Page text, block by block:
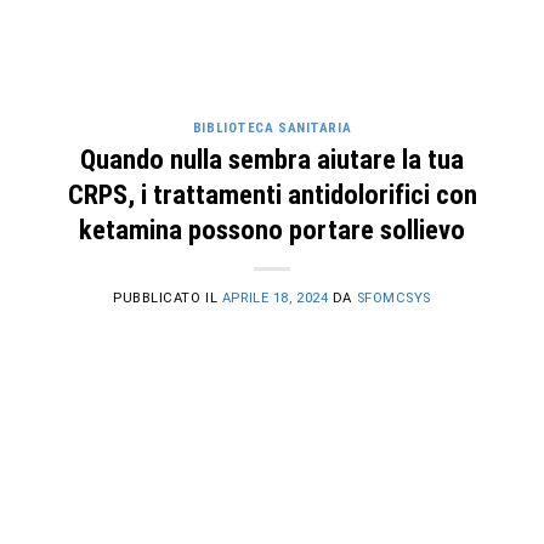
BIBLIOTECA SANITARIA
Quando nulla sembra aiutare la tua
CRPS, i trattamenti antidolorifici con
ketamina possono portare sollievo
PUBBLICATO IL APRILE 18, 2024 DA SFOMCSYS